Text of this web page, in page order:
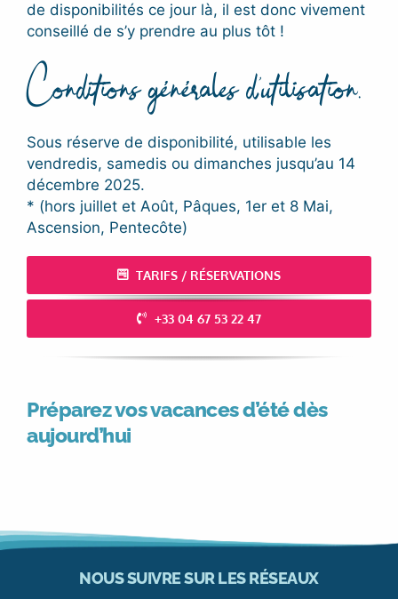
de disponibilités ce jour là, il est donc vivement
conseillé de s’y prendre au plus tôt !
Conditions générales d’utilisation.
Sous réserve de disponibilité, utilisable les
vendredis, samedis ou dimanches jusqu’au 14
décembre 2025.
* (hors juillet et Août, Pâques, 1er et 8 Mai,
Ascension, Pentecôte)
TARIFS / RÉSERVATIONS
+33 04 67 53 22 47
Préparez vos vacances d’été dès
aujourd’hui
NOUS SUIVRE SUR LES RÉSEAUX